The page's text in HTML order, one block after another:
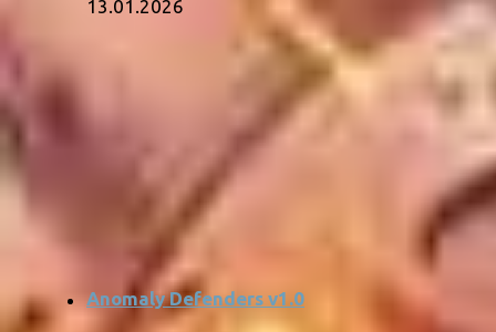
13.01.2026
Anomaly Defenders v1.0